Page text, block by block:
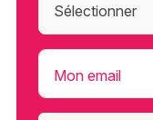
Mon email